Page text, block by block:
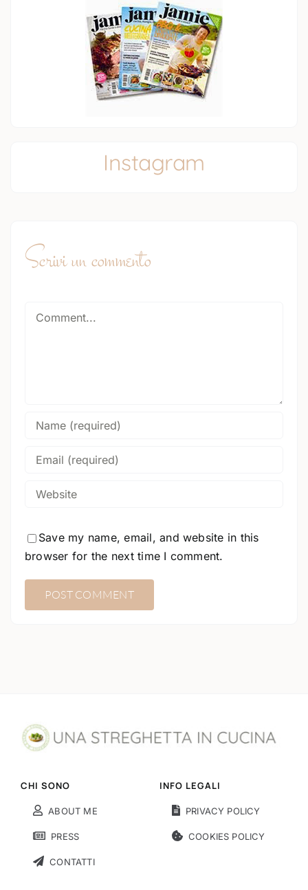
Instagram
Scrivi un commento
Save my name, email, and website in this
browser for the next time I comment.
CHI SONO
ABOUT ME
PRESS
CONTATTI
INFO LEGALI
PRIVACY POLICY
COOKIES POLICY